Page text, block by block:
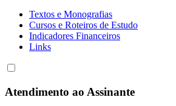
Textos e Monografias
Cursos e Roteiros de Estudo
Indicadores Financeiros
Links
Atendimento ao Assinante